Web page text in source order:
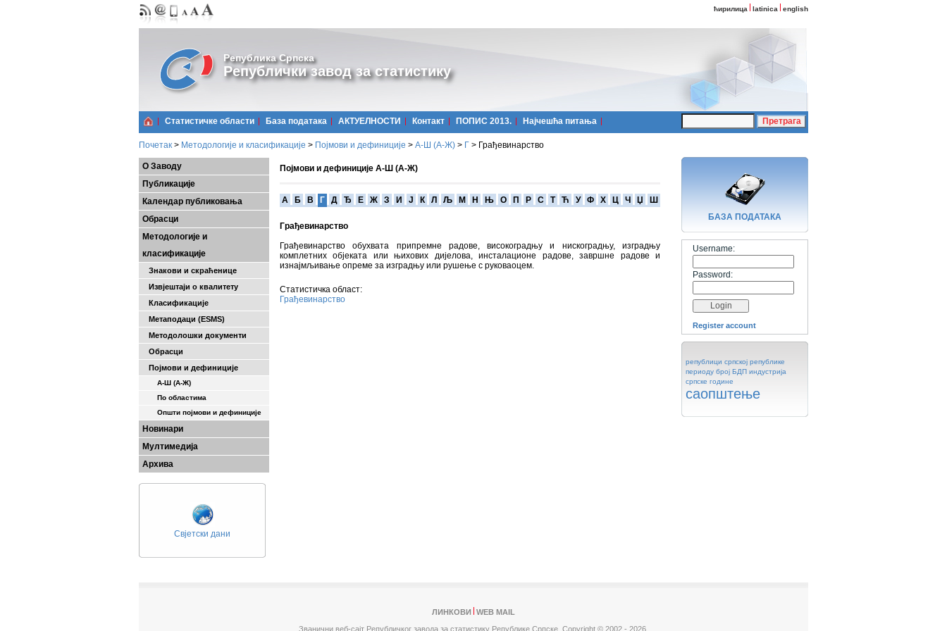
ћирилица latinica english
Република Српска
Републички завод за статистику
Статистичке области Базa података АКТУЕЛНОСТИ Контакт ПОПИС 2013. Најчешћa питања
Почетак > Методологије и класификације > Појмови и дефиниције > А-Ш (A-Ж) > Г > Грађевинарство
О Заводу
Публикације
Календар публиковања
Обрасци
Методологије и
класификације
Знакови и скраћенице
Извјештаји о квалитету
Класификације
Метаподаци (ESMS)
Методолошки документи
Обрасци
Појмови и дефиниције
А-Ш (A-Ж)
По областима
Општи појмови и дефиниције
Новинари
Мултимедија
Архива
Свјетски дани
Појмови и дефиниције А-Ш (А-Ж)
A Б В Г Д Ђ Е Ж З И Ј К Л Љ М Н Њ О П Р С Т Ћ У Ф Х Ц Ч Џ Ш
Грађевинарство
Грађевинарство обухвата припремне радове, високоградњу и нискоградњу, изградњу
комплетних објеката или њихових дијелова, инсталационe радове, завршне радове и
изнајмљивање опреме за изградњу или рушење с руковаоцем.
Статистичка област:
Грађевинарство
БАЗA ПОДАТАКА
Username:
Password:
Register account
републици српској републике
периоду број БДП индустрија
српске године
саопштење
ЛИНКОВИ
WEB MAIL
Званични веб-сајт Републичког завода за статистику Републике Српске, Copyright © 2002 - 2026.